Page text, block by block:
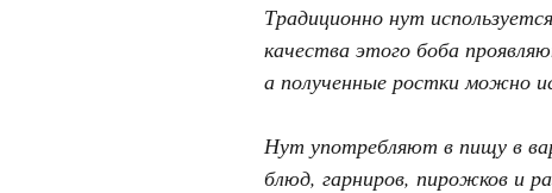
Традиционно нут
качества этого боба
а полученные ростки можно
Нут употребляют в пищу в
блюд, гарниров, пирожков и